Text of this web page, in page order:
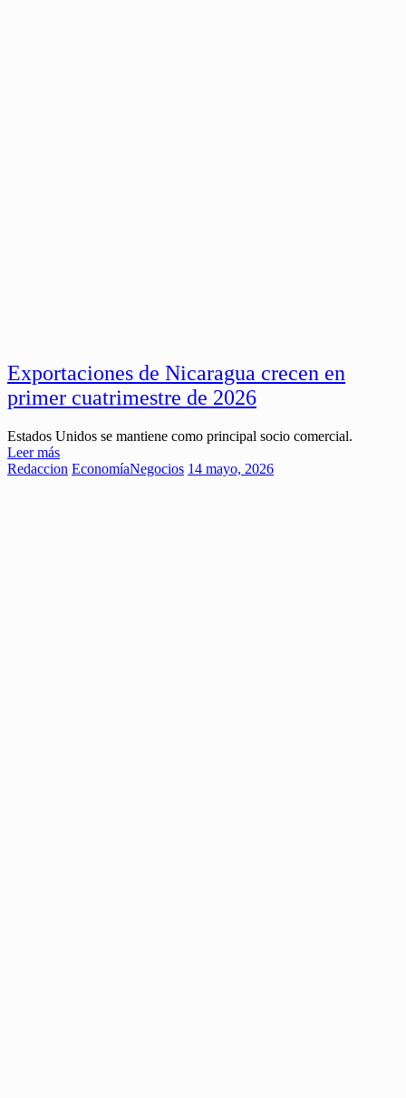
Exportaciones de Nicaragua crecen en
primer cuatrimestre de 2026
Estados Unidos se mantiene como principal socio comercial.
Leer más
Redaccion EconomíaNegocios 14 mayo, 2026